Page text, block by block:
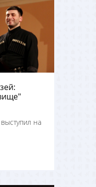
на